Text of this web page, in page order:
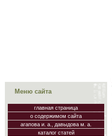
Меню сайта
главная страница
о содержимом сайта
агапова и. а., давыдова м. а.
каталог статей